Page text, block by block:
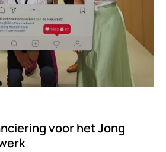
voor het Jong